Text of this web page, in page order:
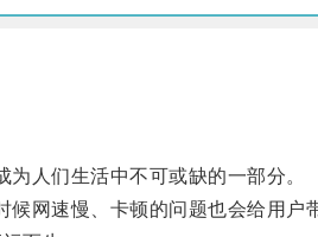
人们生活中不可或缺的一部分。
网速慢、卡顿的问题也会给用户